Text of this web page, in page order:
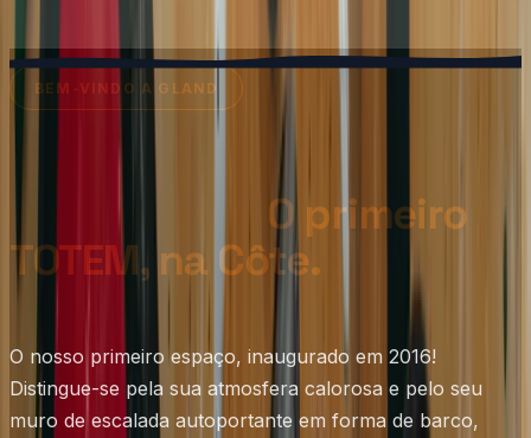
BEM-VINDO A GLAND
Mais do que um espaço
de escalada. O primeiro
TOTEM, na Côte.
O nosso primeiro espaço, inaugurado em 2016!
Distingue-se pela sua atmosfera calorosa e pelo seu
muro de escalada autoportante em forma de barco,